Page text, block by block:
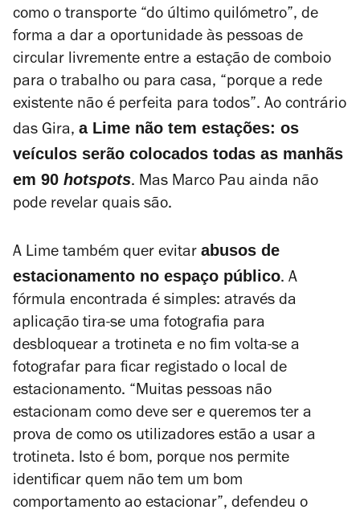
como o transporte “do último quilómetro”, de
forma a dar a oportunidade às pessoas de
circular livremente entre a estação de comboio
para o trabalho ou para casa, “porque a rede
existente não é perfeita para todos”. Ao contrário
das Gira, a Lime não tem estações: os
veículos serão colocados todas as manhãs
em 90 hotspots. Mas Marco Pau ainda não
pode revelar quais são.
A Lime também quer evitar abusos de
estacionamento no espaço público. A
fórmula encontrada é simples: através da
aplicação tira-se uma fotografia para
desbloquear a trotineta e no fim volta-se a
fotografar para ficar registado o local de
estacionamento. “Muitas pessoas não
estacionam como deve ser e queremos ter a
prova de como os utilizadores estão a usar a
trotineta. Isto é bom, porque nos permite
identificar quem não tem um bom
comportamento ao estacionar”, defendeu o